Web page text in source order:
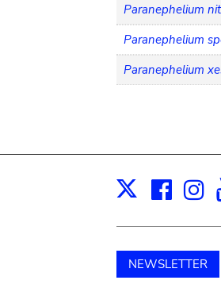
Paranephelium
Paranephelium
Paranephelium
X
NEWSLETTER